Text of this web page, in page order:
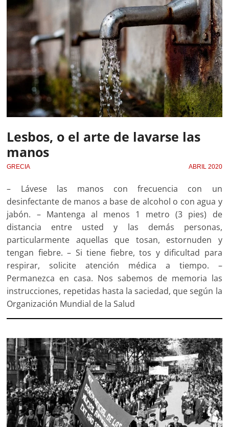
Lesbos, o el arte de lavarse las
manos
GRECIA ABRIL 2020
– Lávese las manos con frecuencia con un
desinfectante de manos a base de alcohol o con agua y
jabón. – Mantenga al menos 1 metro (3 pies) de
distancia entre usted y las demás personas,
particularmente aquellas que tosan, estornuden y
tengan fiebre. – Si tiene fiebre, tos y dificultad para
respirar, solicite atención médica a tiempo. –
Permanezca en casa. Nos sabemos de memoria las
instrucciones, repetidas hasta la saciedad, que según la
Organización Mundial de la Salud